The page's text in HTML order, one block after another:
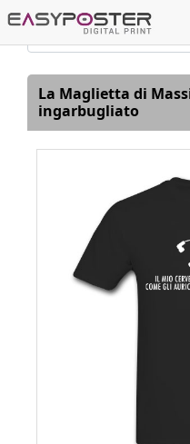
La Maglietta di
ingarbugliato